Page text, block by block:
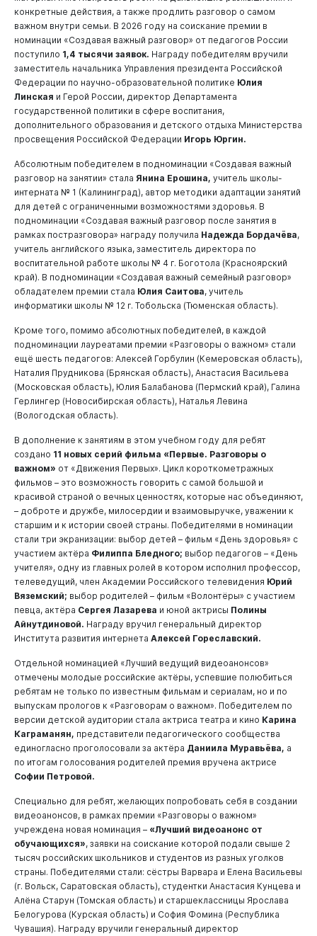
конкретные действия, а также продлить разговор о самом
важном внутри семьи. В 2026 году на соискание премии в
номинации «Создавая важный разговор» от педагогов России
поступило 1,4 тысячи заявок. Награду победителям вручили
заместитель начальника Управления президента Российской
Федерации по научно-образовательной политике Юлия
Линская и Герой России, директор Департамента
государственной политики в сфере воспитания,
дополнительного образования и детского отдыха Министерства
просвещения Российской Федерации Игорь Юргин.
Абсолютным победителем в подноминации «Создавая важный
разговор на занятии» стала Янина Ерошина, учитель школы-
интерната № 1 (Калининград), автор методики адаптации занятий
для детей с ограниченными возможностями здоровья. В
подноминации «Создавая важный разговор после занятия в
рамках постразговора» награду получила Надежда Бордачёва,
учитель английского языка, заместитель директора по
воспитательной работе школы № 4 г. Боготола (Красноярский
край). В подноминации «Создавая важный семейный разговор»
обладателем премии стала Юлия Саитова, учитель
информатики школы № 12 г. Тобольска (Тюменская область).
Кроме того, помимо абсолютных победителей, в каждой
подноминации лауреатами премии «Разговоры о важном» стали
ещё шесть педагогов: Алексей Горбулин (Кемеровская область),
Наталия Прудникова (Брянская область), Анастасия Васильева
(Московская область), Юлия Балабанова (Пермский край), Галина
Герлингер (Новосибирская область), Наталья Левина
(Вологодская область).
В дополнение к занятиям в этом учебном году для ребят
создано 11 новых серий фильма «Первые. Разговоры о
важном» от «Движения Первых». Цикл короткометражных
фильмов – это возможность говорить с самой большой и
красивой страной о вечных ценностях, которые нас объединяют,
– доброте и дружбе, милосердии и взаимовыручке, уважении к
старшим и к истории своей страны. Победителями в номинации
стали три экранизации: выбор детей – фильм «День здоровья» с
участием актёра Филиппа Бледного; выбор педагогов – «День
учителя», одну из главных ролей в котором исполнил профессор,
телеведущий, член Академии Российского телевидения Юрий
Вяземский; выбор родителей – фильм «Волонтёры» с участием
певца, актёра Сергея Лазарева и юной актрисы Полины
Айнутдиновой. Награду вручил генеральный директор
Института развития интернета Алексей Гореславский.
Отдельной номинацией «Лучший ведущий видеоанонсов»
отмечены молодые российские актёры, успевшие полюбиться
ребятам не только по известным фильмам и сериалам, но и по
выпускам прологов к «Разговорам о важном». Победителем по
версии детской аудитории стала актриса театра и кино Карина
Каграманян, представители педагогического сообщества
единогласно проголосовали за актёра Даниила Муравьёва, а
по итогам голосования родителей премия вручена актрисе
Софии Петровой.
Специально для ребят, желающих попробовать себя в создании
видеоанонсов, в рамках премии «Разговоры о важном»
учреждена новая номинация – «Лучший видеоанонс от
обучающихся», заявки на соискание которой подали свыше 2
тысяч российских школьников и студентов из разных уголков
страны. Победителями стали: сёстры Варвара и Елена Васильевы
(г. Вольск, Саратовская область), студентки Анастасия Кунцева и
Алёна Старун (Томская область) и старшеклассницы Ярослава
Белогурова (Курская область) и София Фомина (Республика
Чувашия). Награду вручили генеральный директор